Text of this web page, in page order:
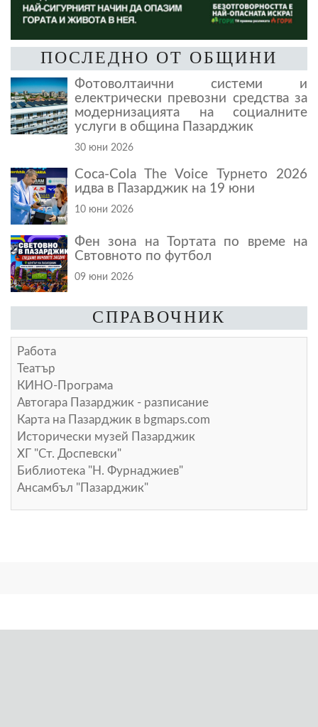
ПОСЛЕДНО ОТ ОБЩИНИ
Фотоволтаични системи и
електрически превозни средства за
модернизацията на социалните
услуги в община Пазарджик
30 юни 2026
Coca-Cola The Voice Турнето 2026
идва в Пазарджик на 19 юни
10 юни 2026
Фен зона на Тортата по време на
Свтовното по футбол
09 юни 2026
СПРАВОЧНИК
Работа
Театър
КИНО-Програма
Автогара Пазарджик - разписание
Карта на Пазарджик в bgmaps.com
Исторически музей Пазарджик
ХГ "Ст. Доспевски"
Библиотека "Н. Фурнаджиев"
Ансамбъл "Пазарджик"